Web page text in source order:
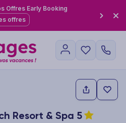
Offres Early Booking
offres
Resort & Spa 5